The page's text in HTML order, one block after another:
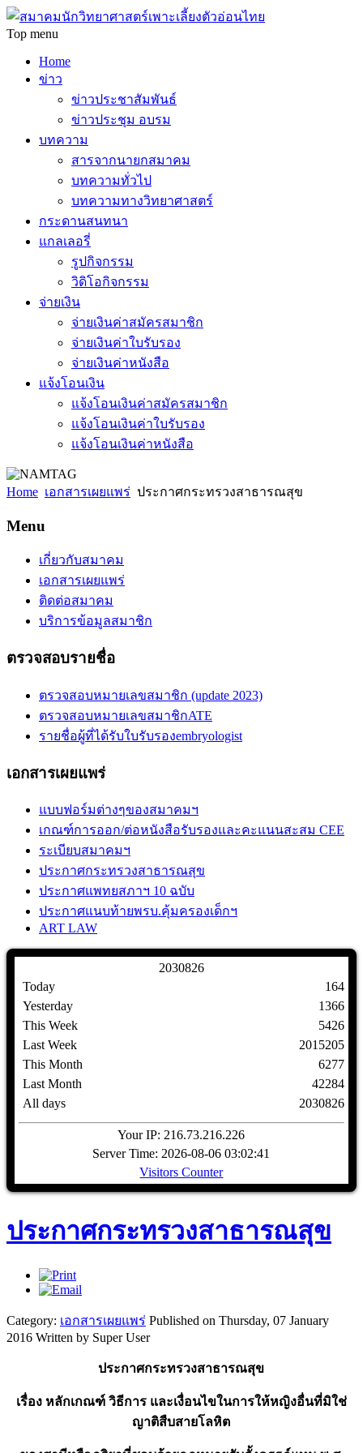
Top menu
Home
ข่าว
ข่าวประชาสัมพันธ์
ข่าวประชุม อบรม
บทความ
สารจากนายกสมาคม
บทความทั่วไป
บทความทางวิทยาศาสตร์
กระดานสนทนา
แกลเลอรี่
รูปกิจกรรม
วิดิโอกิจกรรม
จ่ายเงิน
จ่ายเงินค่าสมัครสมาชิก
จ่ายเงินค่าใบรับรอง
จ่ายเงินค่าหนังสือ
แจ้งโอนเงิน
แจ้งโอนเงินค่าสมัครสมาชิก
แจ้งโอนเงินค่าใบรับรอง
แจ้งโอนเงินค่าหนังสือ
Home เอกสารเผยแพร่ ประกาศกระทรวงสาธารณสุข
Menu
เกี่ยวกับสมาคม
เอกสารเผยแพร่
ติดต่อสมาคม
บริการข้อมูลสมาชิก
ตรวจสอบรายชื่อ
ตรวจสอบหมายเลขสมาชิก (update 2023)
ตรวจสอบหมายเลขสมาชิกATE
รายชื่อผู้ที่ได้รับใบรับรองembryologist
เอกสารเผยแพร่
แบบฟอร์มต่างๆของสมาคมฯ
เกณฑ์การออก/ต่อหนังสือรับรองและคะแนนสะสม CEE
ระเบียบสมาคมฯ
ประกาศกระทรวงสาธารณสุข
ประกาศแพทยสภาฯ 10 ฉบับ
ประกาศแนบท้ายพรบ.คุ้มครองเด็กฯ
ART LAW
2030826
Today
Yesterday
This Week
Last Week
This Month
Last Month
All days
164
1366
5426
2015205
6277
42284
2030826
Your IP: 216.73.216.226
Server Time: 2026-08-06 03:02:41
Visitors Counter
ประกาศกระทรวงสาธารณสุข
Category: เอกสารเผยแพร่ Published on Thursday, 07 January
2016 Written by Super User
ประกาศกระทรวงสาธารณสุข
เรื่อง หลักเกณฑ์ วิธีการ และเงื่อนไขในการให้หญิงอื่นที่มิใช่
ญาติสืบสายโลหิต